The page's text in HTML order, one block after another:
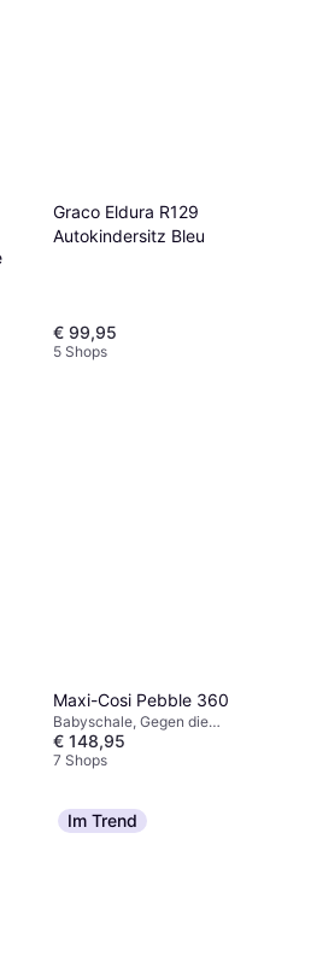
Graco Eldura R129
Autokindersitz Bleu
€ 99,95
5 Shops
Maxi-Cosi Pebble 360
Babyschale, Gegen die
Fahrtrichtung, UN R129, i-Size,
Seitlicher Aufprallschutz (ASIP),
Neugeboreneneinsatz inklusive
€ 148,95
7 Shops
Im Trend